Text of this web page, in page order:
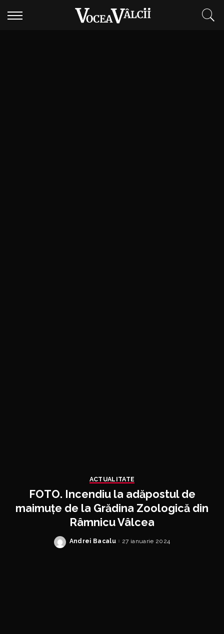
ACTUALITATE
FOTO. Incendiu la adăpostul de
maimuțe de la Grădina Zoologică din
Râmnicu Vâlcea
Posted
Andrei Bacalu 27 ianuarie 2024